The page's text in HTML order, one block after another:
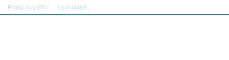
Friday , Aug 07th Last update